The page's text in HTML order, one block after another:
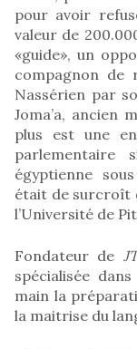
pour avoir
valeur de
«guide», un
compagnon de
Nassérien par
Joma’a, ancien
plus est une
parlementaire
égyptienne
était de surcroît
l’Université de
Fondateur de
spécialisée
main la
la maitrise du